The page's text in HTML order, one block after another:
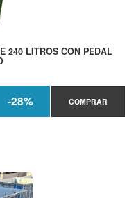
240 LITROS CON PEDAL
-28% COMPRAR